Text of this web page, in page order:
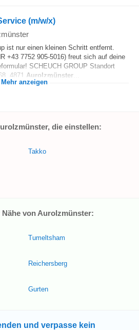
(m/w/x)
ist nur einen kleinen Schritt entfernt.
+43 7752 905-5016) freut sich auf deine
SCHEUCH GROUP Standort
4871 Aurolzmünster
Mehr anzeigen
die einstellen:
Takko
von Aurolzmünster:
Tumeltsham
Reichersberg
Gurten
und verpasse kein